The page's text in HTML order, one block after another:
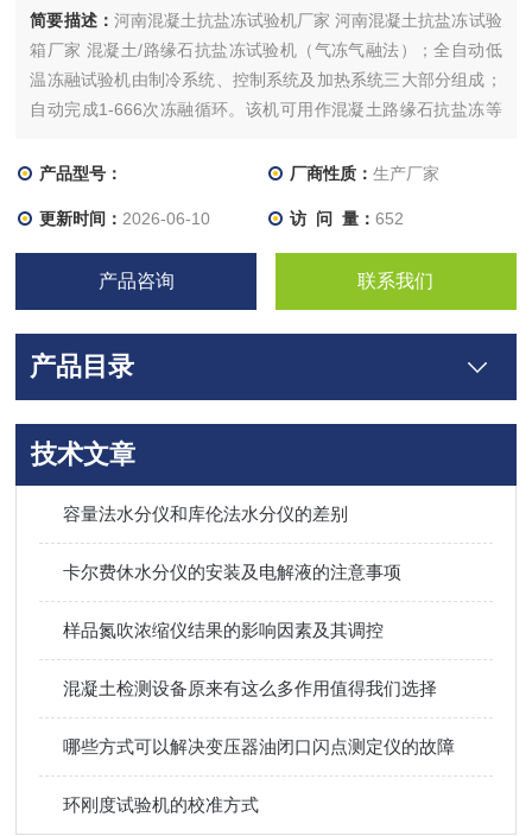
简要描述： 河南混凝土抗盐冻试验机厂家 河南混凝土抗盐冻试验
箱厂家 混凝土/路缘石抗盐冻试验机（气冻气融法）；全自动低
温冻融试验机由制冷系统、控制系统及加热系统三大部分组成；
自动完成1-666次冻融循环。该机可用作混凝土路缘石抗盐冻等
进行周期性的冻融试验，试验时具有自动化程度高，一次设置能
产品型号： 厂商性质： 生产厂家
更新时间： 2026-06-10 访 问 量： 652
产品咨询 联系我们
产品目录
技术文章
容量法水分仪和库伦法水分仪的差别
卡尔费休水分仪的安装及电解液的注意事项
样品氮吹浓缩仪结果的影响因素及其调控
混凝土检测设备原来有这么多作用值得我们选择
哪些方式可以解决变压器油闭口闪点测定仪的故障
环刚度试验机的校准方式